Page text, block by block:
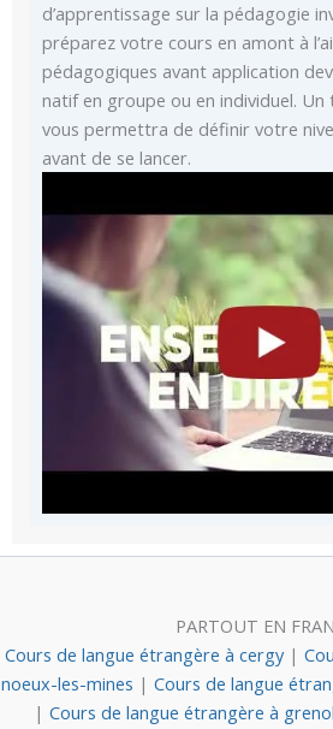
d’apprentissage sur la pédagogie
préparez votre cours en amont à
pédagogiques avant application
natif en groupe ou en individuel.
vous permettra de définir votre
avant de se lancer.
PARTOUT EN
Cours de langue étrangère à cergy |
noeux-les-mines | Cours de langue
| Cours de langue étrangère à